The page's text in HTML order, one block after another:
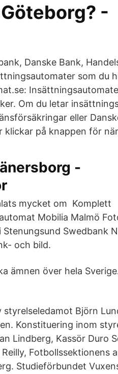
-
Danske Bank,
som du
Om du letar
eller
på knappen för
-
mycket om Komplett
Mobilia Malmö
Swedbank
och bild.
ämnen över hela
Björn
Konstituering inom
Lindberg, Kassör Duro
Fotbollssektionens
Studieförbundet